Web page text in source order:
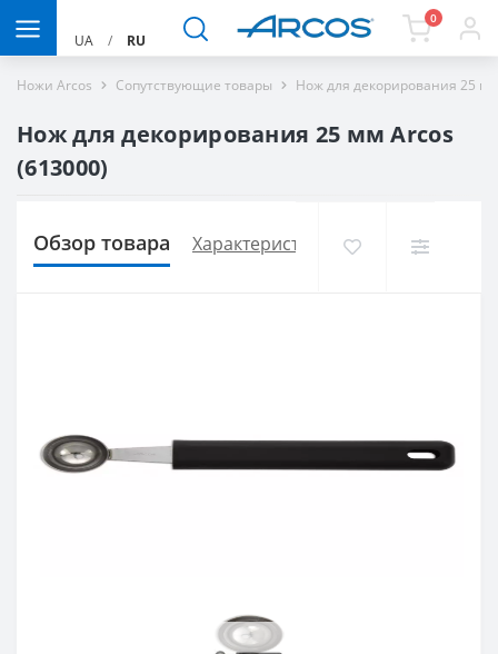
UA / RU
0
Ножи Arcos Сопутствующие товары Нож для декорирования 25
Нож для декорирования 25 мм Arcos
(613000)
Обзор товара Характеристики Доставка и